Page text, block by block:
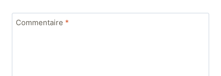
Commentaire *